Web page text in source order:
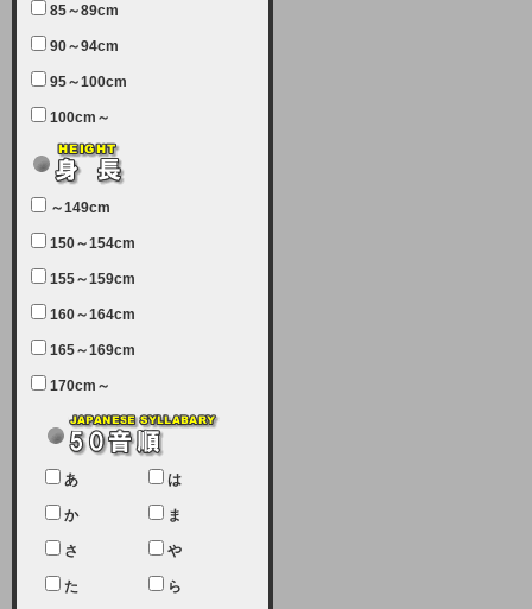
2025-06-11 (水)
【サーバーメンテナンス実施につい
7月5日（土曜日）午前7：00から午
テナンスを実施します。ユーザー様
にはご迷惑をおかけしますがご理解
いただけます様、宜しくお願い致し
【クレジットカード決済について
②】
現在、クレジットカード決済はJCB
のみになっております。大変ご迷惑
キャシュでの決済は可能ですので、
宜しくお願い致します。
2024-02-23 (金)
【クレジットカード決済について】
只今、クレジットカード会社の都合
により決済ができない状況です。
ユーザー様には、大変ご迷惑をおか
85～89cm
90～94cm
95～100cm
100cm～
～149cm
150～154cm
155～159cm
160～164cm
165～169cm
170cm～
あ は
か ま
さ や
た ら